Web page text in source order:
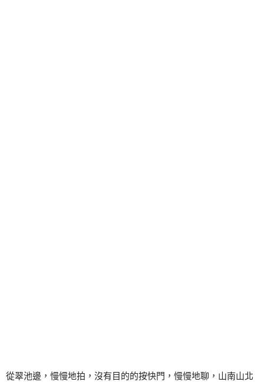
從翠池邊，慢慢地拍，沒有目的的按快門，慢慢地聊，山南山北